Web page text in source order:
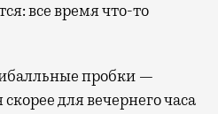
все время что-то
пробки —
для вечернего часа